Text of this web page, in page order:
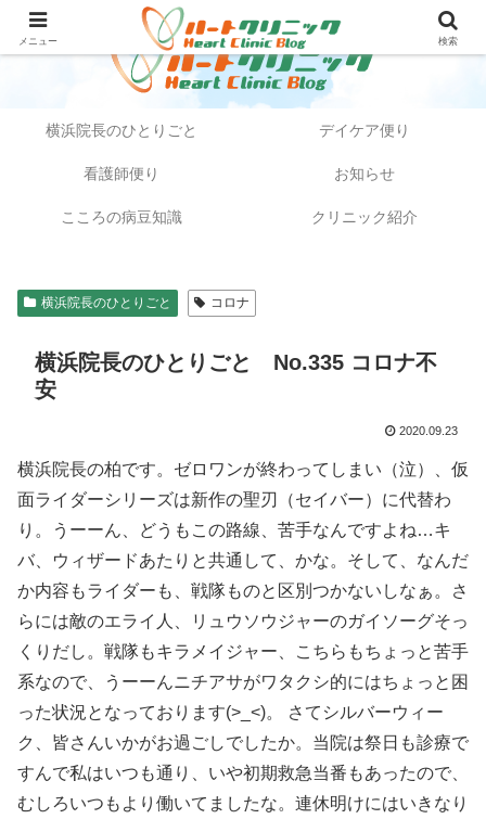
横浜院長のひとりごと デイケア便り
看護師便り お知らせ
こころの病豆知識 クリニック紹介
横浜院長のひとりごと コロナ
横浜院長のひとりごと No.335 コロナ不
安
2020.09.23
横浜院長の柏です。ゼロワンが終わってしまい（泣）、仮
面ライダーシリーズは新作の聖刃（セイバー）に代替わ
り。うーーん、どうもこの路線、苦手なんですよね…キ
バ、ウィザードあたりと共通して、かな。そして、なんだ
か内容もライダーも、戦隊ものと区別つかないしなぁ。さ
らには敵のエライ人、リュウソウジャーのガイソーグそっ
くりだし。戦隊もキラメイジャー、こちらもちょっと苦手
系なので、うーーんニチアサがワタクシ的にはちょっと困
った状況となっております(>_<)。 さてシルバーウィー
ク、皆さんいかがお過ごしでしたか。当院は祭日も診療で
すんで私はいつも通り、いや初期救急当番もあったので、
むしろいつもより働いてましたな。連休明けにはいきなり
メニュー 検索